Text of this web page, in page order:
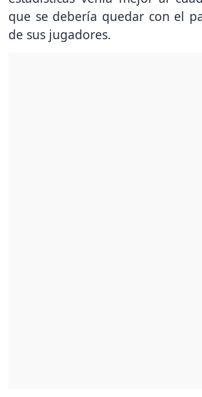
que se debería quedar con el
de sus jugadores.